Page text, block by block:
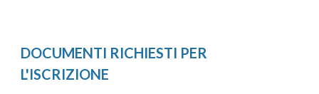
DOCUMENTI RICHIESTI PER
L'ISCRIZIONE